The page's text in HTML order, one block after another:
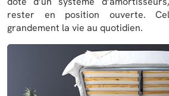
rester en position ouverte.
grandement la vie au quotidien.